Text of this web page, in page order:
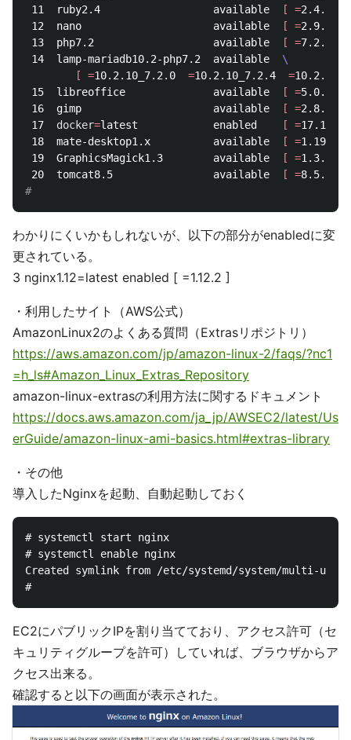
11  ruby2.4                  available
[ =2.4.2
12  nano                     available
[ =2.9.1
13  php7.2                   available
[ =7.2.0
14  lamp-mariadb10.2-php7.2  available \
[
=10.2.10_7.2.0 =10.2.10_7.2.4 =
15  libreoffice              available
[ =
16  gimp                     available
[ =2.8.22
17 docker=latest            enabled [ =
18  mate-desktop1.x          available
[ =1.19.0
19  GraphicsMagick1.3        available
[ =1.3.29
20  tomcat8.5                available
[ =8.5.31
#
わかりにくいかもしれないが、以下の部分がenabledに変
更されている。
3 nginx1.12=latest enabled [ =1.12.2 ]
・利用したサイト（AWS公式）
AmazonLinux2のよくある質問（Extrasリポジトリ）
https://aws.amazon.com/jp/amazon-linux-2/faqs/?nc1
=h_ls#Amazon_Linux_Extras_Repository
amazon-linux-extrasの利用方法に関するドキュメント
https://docs.aws.amazon.com/ja_jp/AWSEC2/latest/Us
erGuide/amazon-linux-ami-basics.html#extras-library
・その他
導入したNginxを起動、自動起動しておく
# systemctl start nginx
# systemctl enable nginx
Created symlink from /etc/systemd/system/multi-
EC2にパブリックIPを割り当てており、アクセス許可（セ
キュリティグループを許可）していれば、ブラウザからア
クセス出来る。
確認すると以下の画面が表示された。